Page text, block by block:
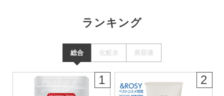
ランキング
総合 化粧水 美容液
1 2